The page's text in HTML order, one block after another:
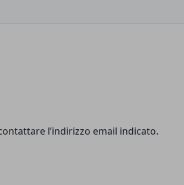
l’indirizzo email indicato.